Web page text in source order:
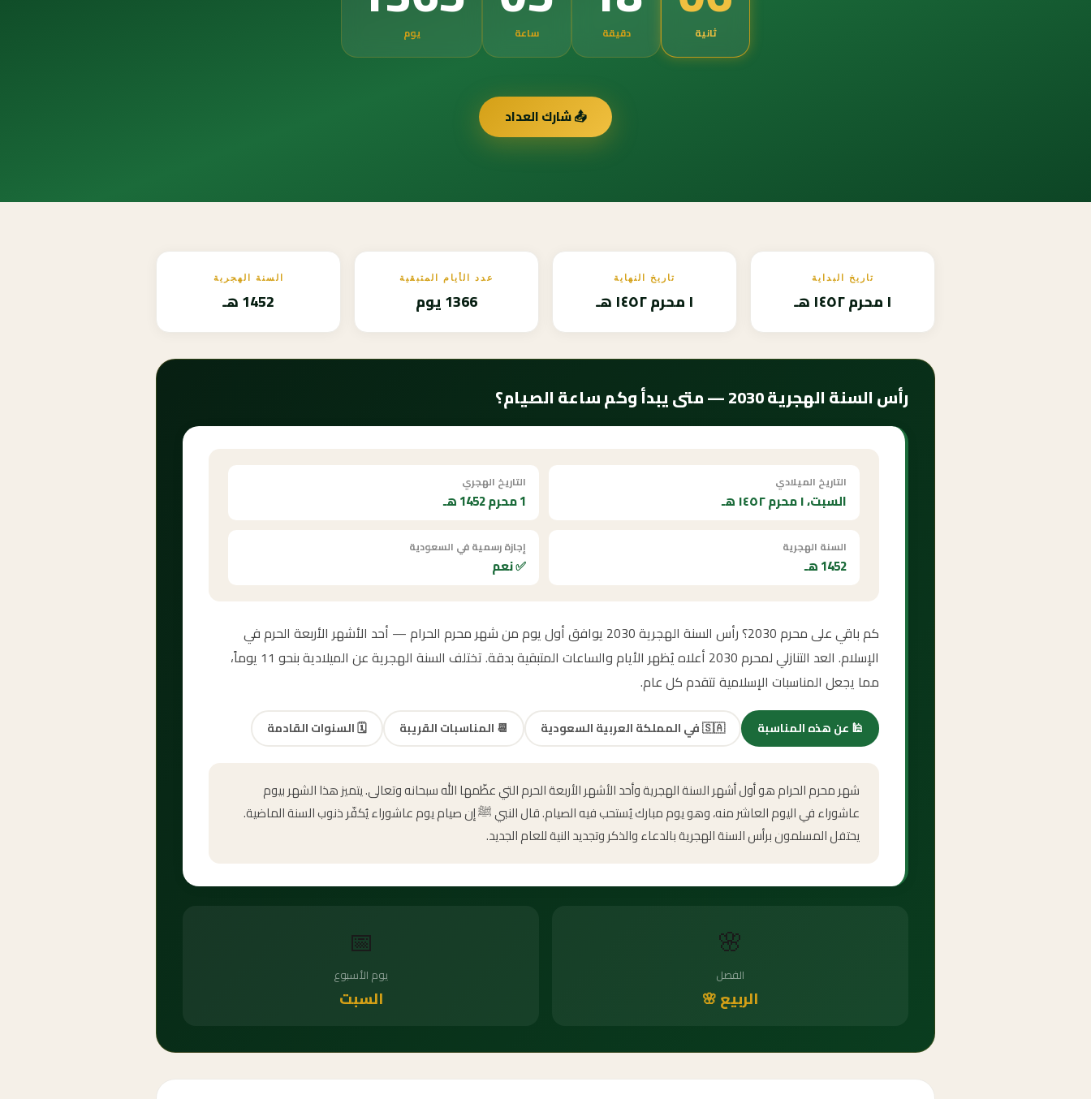
يوم ساعة دقيقة ثانية
📤 شارك العداد
تاريخ البداية
١ محرم ١٤٥٢ هـ
تاريخ النهاية
١ محرم ١٤٥٢ هـ
عدد الأيام المتبقية
1366 يوم
السنة الهجرية
1452 هـ
رأس السنة الهجرية 2030 — متى يبدأ وكم ساعة الصيام؟
التاريخ الميلادي
السبت، ١ محرم ١٤٥٢ هـ
التاريخ الهجري
1 محرم 1452 هـ
السنة الهجرية
1452 هـ
إجازة رسمية في السعودية
✅ نعم
كم باقي على محرم 2030؟ رأس السنة الهجرية 2030 يوافق أول يوم من شهر محرم الحرام — أحد الأشهر الأربعة الحرم في
الإسلام. العد التنازلي لمحرم 2030 أعلاه يُظهر الأيام والساعات المتبقية بدقة. تختلف السنة الهجرية عن الميلادية بنحو 11 يوماً،
مما يجعل المناسبات الإسلامية تتقدم كل عام.
🕌عن هذه المناسبة 🇸🇦في المملكة العربية السعودية 📆المناسبات القريبة 🗓️السنوات القادمة
شهر محرم الحرام هو أول أشهر السنة الهجرية وأحد الأشهر الأربعة الحرم التي عظّمها الله سبحانه وتعالى. يتميز هذا الشهر بيوم
عاشوراء في اليوم العاشر منه، وهو يوم مبارك يُستحب فيه الصيام. قال النبي ﷺ إن صيام يوم عاشوراء يُكفّر ذنوب السنة الماضية.
يحتفل المسلمون برأس السنة الهجرية بالدعاء والذكر وتجديد النية للعام الجديد.
🌸
الفصل
الربيع 🌸
📅
يوم الأسبوع
السبت